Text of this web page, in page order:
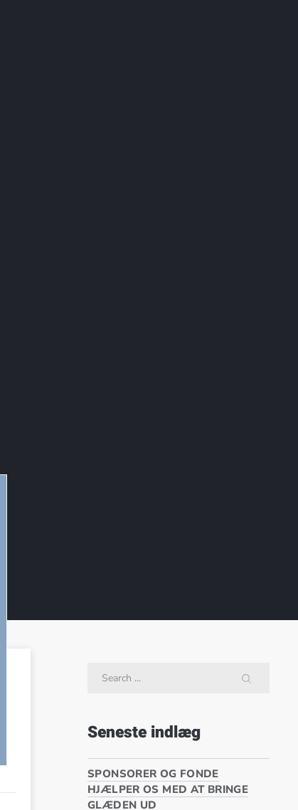
SEARCH
Seneste indlæg
SPONSORER OG FONDE
HJÆLPER OS MED AT BRINGE
GLÆDEN UD